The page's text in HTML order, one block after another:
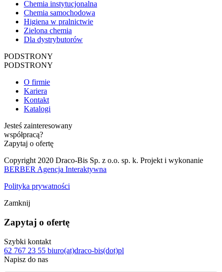
Chemia instytucjonalna
Chemia samochodowa
Higiena w pralnictwie
Zielona chemia
Dla dystrybutorów
PODSTRONY
PODSTRONY
O firmie
Kariera
Kontakt
Katalogi
Jesteś zainteresowany
współpracą?
Zapytaj o ofertę
Copyright 2020 Draco-Bis Sp. z o.o. sp. k. Projekt i wykonanie
BERBER Agencja Interaktywna
Polityka prywatności
Zamknij
Zapytaj o ofertę
Szybki kontakt
62 767 23 55 biuro(at)draco-bis(dot)pl
Napisz do nas